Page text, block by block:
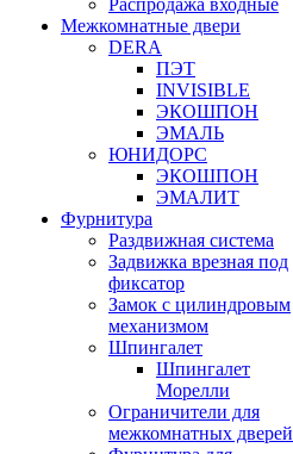
Распродажа входные
Межкомнатные двери
DERA
ПЭТ
INVISIBLE
ЭКОШПОН
ЭМАЛЬ
ЮНИДОРС
ЭКОШПОН
ЭМАЛИТ
Фурнитура
Раздвижная система
Задвижка врезная под
фиксатор
Замок с цилиндровым
механизмом
Шпингалет
Шпингалет
Морелли
Ограничители для
межкомнатных дверей